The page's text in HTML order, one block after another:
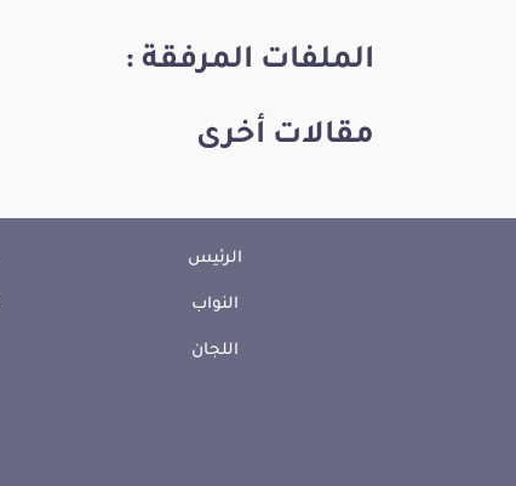
الملفات المرفقة :
مقالات أخرى
الرئيس
النواب
اللجان